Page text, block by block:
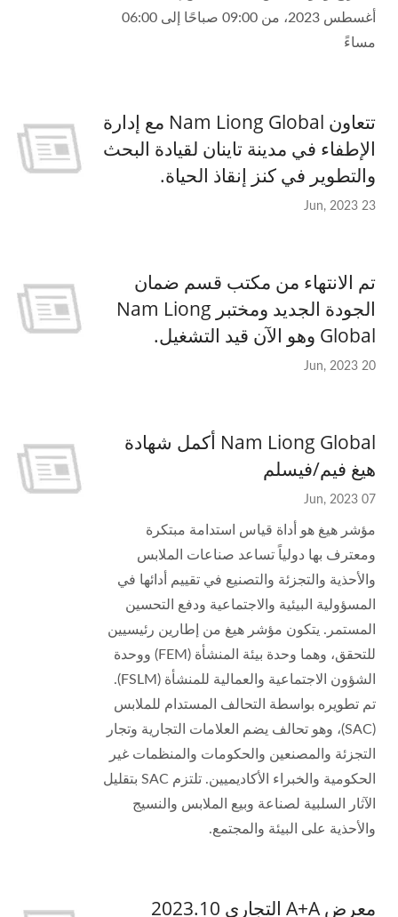
أغسطس 2023، من 09:00 صباحًا إلى 06:00
مساءً
تتعاون Nam Liong Global مع إدارة
الإطفاء في مدينة تاينان لقيادة البحث
والتطوير في كنز إنقاذ الحياة.
23 Jun, 2023
تم الانتهاء من مكتب قسم ضمان
الجودة الجديد ومختبر Nam Liong
Global وهو الآن قيد التشغيل.
20 Jun, 2023
Nam Liong Global أكمل شهادة
هيغ فيم/فيسلم
07 Jun, 2023
مؤشر هيغ هو أداة قياس استدامة مبتكرة
ومعترف بها دولياً تساعد صناعات الملابس
والأحذية والتجزئة والتصنيع في تقييم أدائها في
المسؤولية البيئية والاجتماعية ودفع التحسين
المستمر. يتكون مؤشر هيغ من إطارين رئيسيين
للتحقق، وهما وحدة بيئة المنشأة (FEM) ووحدة
الشؤون الاجتماعية والعمالية للمنشأة (FSLM).
تم تطويره بواسطة التحالف المستدام للملابس
(SAC)، وهو تحالف يضم العلامات التجارية وتجار
التجزئة والمصنعين والحكومات والمنظمات غير
الحكومية والخبراء الأكاديميين. تلتزم SAC بتقليل
الآثار السلبية لصناعة وبيع الملابس والنسيج
والأحذية على البيئة والمجتمع.
معرض A+A التجاري 2023.10